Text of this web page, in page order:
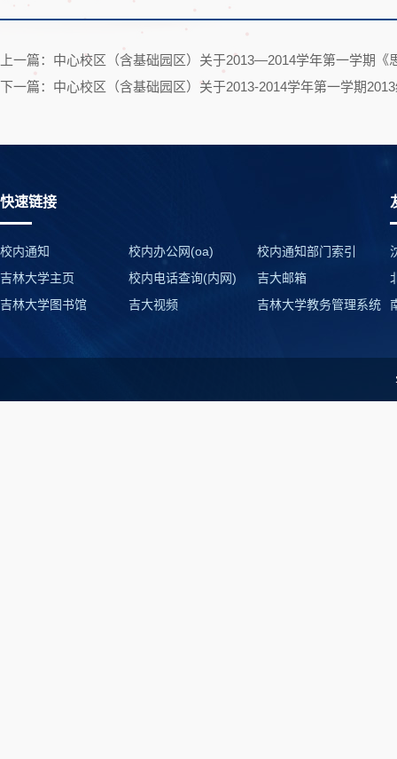
上一篇：中心校区（含基础园区）关于2013—2014学年第一学期
下一篇：中心校区（含基础园区）关于2013-2014学年第一学期
快速链接
校内通知 校内办公网(oa)
校内通知部门索引
吉林大学主页
校内电话查询(内网)
吉大邮箱
吉林大学图书馆
吉大视频 吉林大学教务管理系统